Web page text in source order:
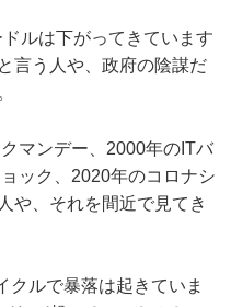
ルは下がってきています
言う人や、政府の陰謀だ
マンデー、2000年のITバ
ック、2020年のコロナシ
や、それを間近で見てき
クルで暴落は起きていま